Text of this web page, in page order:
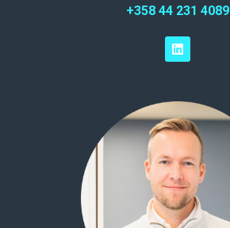
+358 44 231 4089